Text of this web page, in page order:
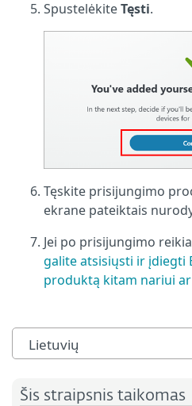
SpustelėkiteTęsti.
Tęskite prisijungimo
ekrane pateiktais
Jei po prisijungimo
galite atsisiųsti ir įdiegti
produktą kitam nariui
Lietuvių
Šis straipsnis taikomas